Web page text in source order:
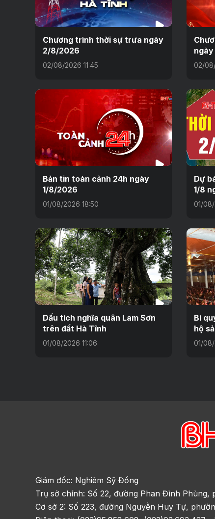
Chương trình thời sự trưa ngày
2/8/2026
02/08/2026 11:45 02/
Bản tin toàn cảnh 24h ngày
1/8/2026
01/08/2026 18:50
Dự
1/8
01/
Dấu tích nghĩa quân Lam Sơn
trên đất Hà Tĩnh
01/08/2026 11:06
Bí
hộ
01/
Giám đốc: Nghiêm Sỹ Đống
Trụ sở chính: Số 22, đường Phan Đình Phùng,
Cơ sở 2: Số 223, đường Nguyễn Huy Tự,